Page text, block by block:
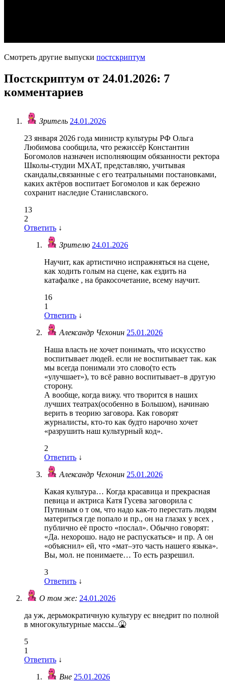
Смотреть другие выпуски постскриптум
Постскриптум от 24.01.2026: 7
комментариев
Зритель 24.01.2026
23 января 2026 года министр культуры РФ Ольга
Любимова сообщила, что режиссёр Константин
Богомолов назначен исполняющим обязанности ректора
Школы-студии МХАТ, представляю, учитывая
скандалы,связанные с его театральными постановками,
каких актёров воспитает Богомолов и как бережно
сохранит наследие Станиславского.
13
2
Ответить ↓
Зрителю 24.01.2026
Научит, как артистично испражняться на сцене,
как ходить голым на сцене, как ездить на
катафалке , на бракосочетание, всему научит.
16
1
Ответить ↓
Александр Чехонин 25.01.2026
Наша власть не хочет понимать, что искусство
воспитывает людей. если не воспитывает так. как
мы всегда понимали это слово(то есть
«улучшает»), то всё равно воспитывает–в другую
сторону.
А вообще, когда вижу. что творится в наших
лучших театрах(особенно в Большом), начинаю
верить в теорию заговора. Как говорят
журналисты, кто-то как будто нарочно хочет
«разрушить наш культурный код».
2
Ответить ↓
Александр Чехонин 25.01.2026
Какая культура… Когда красавица и прекрасная
певица и актриса Катя Гусева заговорила с
Путиным о т ом, что надо как-то перестать людям
материться где попало и пр., он на глазах у всех ,
публично её просто «послал». Обычно говорят:
«Да. нехорошо. надо не распускаться» и пр. А он
«объяснил» ей, что «мат–это часть нашего языка».
Вы, мол. не понимаете… То есть разрешил.
3
Ответить ↓
О том же: 24.01.2026
да уж, дерьмократичную культуру ес внедрит по полной
в многокультурные массы..🤮
5
1
Ответить ↓
Вне 25.01.2026